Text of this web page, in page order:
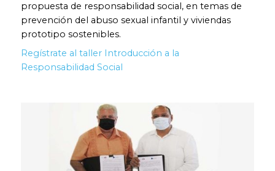
propuesta de responsabilidad social, en temas de
prevención del abuso sexual infantil y viviendas
prototipo sostenibles.
Regístrate al taller Introducción a la
Responsabilidad Social